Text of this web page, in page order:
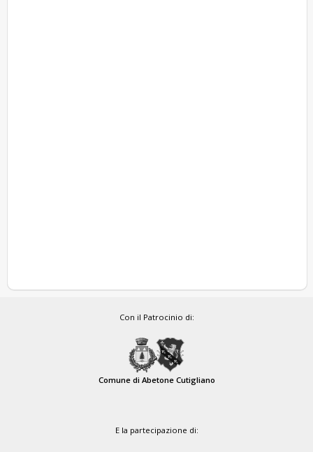
Con il Patrocinio di:
Comune di Abetone Cutigliano
E la partecipazione di: